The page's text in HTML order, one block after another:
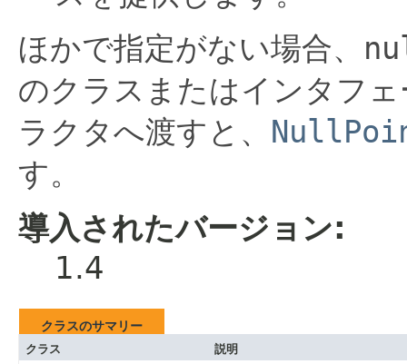
ほかで指定がない場合、
のクラスまたはインタフ
ラクタへ渡すと、
す。
導入されたバージョン:
1.4
クラスのサマリー
クラス
説明